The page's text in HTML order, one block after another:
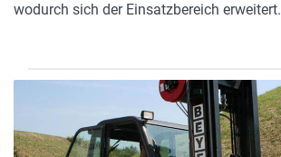
wodurch sich der Einsatzbereich erweitert.